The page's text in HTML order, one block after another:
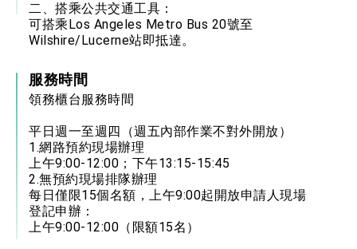
二、搭乘公共交通工具：
可搭乘Los Angeles Metro Bus 20號至
Wilshire/Lucerne站即抵達。
服務時間
領務櫃台服務時間
平日週一至週四（週五內部作業不對外開放）
1.網路預約現場辦理
上午9:00-12:00；下午13:15-15:45
2.無預約現場排隊辦理
每日僅限15個名額，上午9:00起開放申請人現場
登記申辦：
上午9:00-12:00（限額15名）